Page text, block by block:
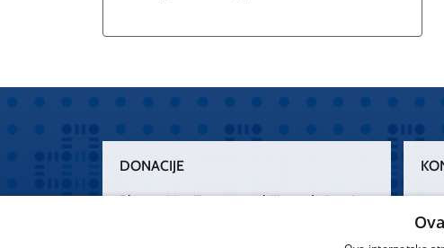
DONACIJE
Plemenitim činom nesebičnog darivanja
„Zarazimo“ se dobrotom, donirajmo od